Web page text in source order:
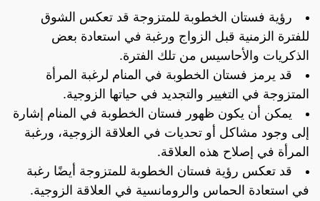
رؤية فستان الخطوبة للمتزوجة قد تعكس الشوق
للفترة الزمنية قبل الزواج ورغبة في استعادة بعض
الذكريات والأحاسيس من تلك الفترة.
قد يرمز فستان الخطوبة في المنام لرغبة المرأة
المتزوجة في التغيير والتجديد في حياتها الزوجية.
يمكن أن يكون ظهور فستان الخطوبة في المنام إشارة
إلى وجود مشاكل أو تحديات في العلاقة الزوجية، ورغبة
المرأة في إصلاح هذه العلاقة.
قد تعكس رؤية فستان الخطوبة للمتزوجة أيضًا رغبة
في استعادة الحماس والرومانسية في العلاقة الزوجية.